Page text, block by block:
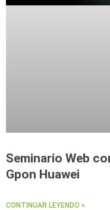
Seminario Web
Gpon Huawei
CONTINUAR LEYENDO »